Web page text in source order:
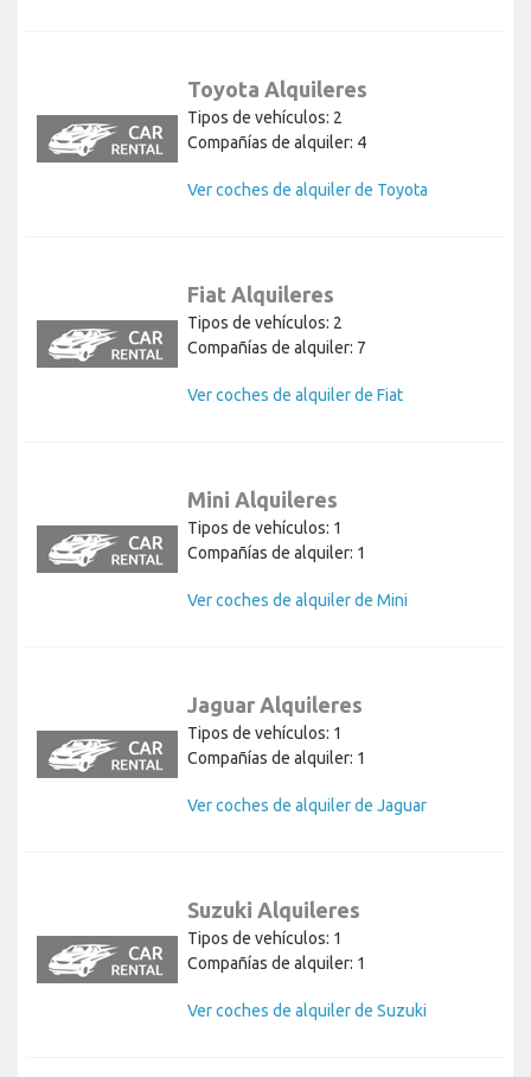
Toyota Alquileres
Tipos de vehículos: 2
Compañías de alquiler: 4
Ver coches de alquiler de Toyota
Fiat Alquileres
Tipos de vehículos: 2
Compañías de alquiler: 7
Ver coches de alquiler de Fiat
Mini Alquileres
Tipos de vehículos: 1
Compañías de alquiler: 1
Ver coches de alquiler de Mini
Jaguar Alquileres
Tipos de vehículos: 1
Compañías de alquiler: 1
Ver coches de alquiler de Jaguar
Suzuki Alquileres
Tipos de vehículos: 1
Compañías de alquiler: 1
Ver coches de alquiler de Suzuki